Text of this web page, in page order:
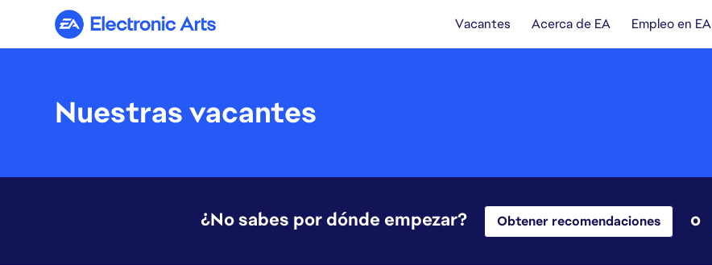
Electronic Arts Vacantes Acerca de EA Empleo en EA
Nuestras vacantes
¿No sabes por dónde empezar? Obtener recomendaciones o